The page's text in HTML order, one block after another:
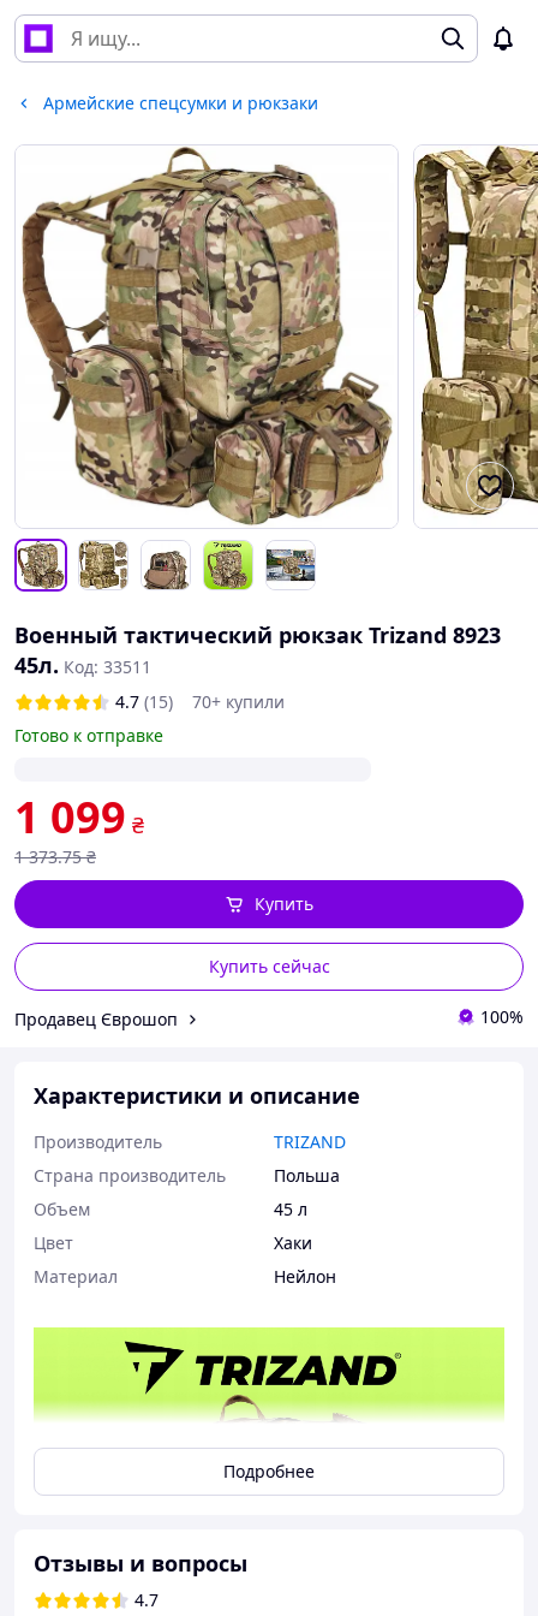
Армейские спецсумки и рюкзаки
Военный тактический рюкзак Trizand 8923
45л. Код: 33511
4.7 (15)
70+ купили
Готово к отправке
1 099 ₴
1 373.75 ₴
Купить сейчас
Купить
Продавец Єврошоп 100%
Характеристики и описание
Производитель
TRIZAND
Страна производитель
Польша
Объем
45 л
Цвет
Хаки
Материал
Нейлон
Подробнее
Отзывы и вопросы
4.7